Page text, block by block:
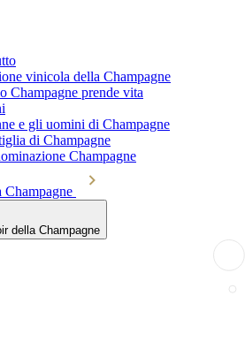
vinicola della Champagne
Champagne prende vita
e gli uomini di Champagne
di Champagne
Champagne
della Champagne